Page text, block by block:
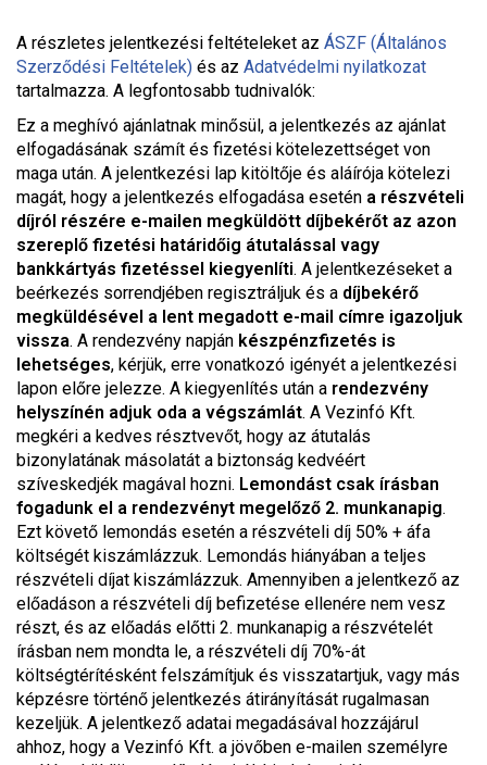
A részletes jelentkezési feltételeket az ÁSZF (Általános
Szerződési Feltételek) és az Adatvédelmi nyilatkozat
tartalmazza. A legfontosabb tudnivalók:
Ez a meghívó ajánlatnak minősül, a jelentkezés az ajánlat
elfogadásának számít és fizetési kötelezettséget von
maga után. A jelentkezési lap kitöltője és aláírója kötelezi
magát, hogy a jelentkezés elfogadása esetén a részvételi
díjról részére e-mailen megküldött díjbekérőt az azon
szereplő fizetési határidőig átutalással vagy
bankkártyás fizetéssel kiegyenlíti. A jelentkezéseket a
beérkezés sorrendjében regisztráljuk és a díjbekérő
megküldésével a lent megadott e-mail címre igazoljuk
vissza. A rendezvény napján készpénzfizetés is
lehetséges, kérjük, erre vonatkozó igényét a jelentkezési
lapon előre jelezze. A kiegyenlítés után a rendezvény
helyszínén adjuk oda a végszámlát. A Vezinfó Kft.
megkéri a kedves résztvevőt, hogy az átutalás
bizonylatának másolatát a biztonság kedvéért
szíveskedjék magával hozni. Lemondást csak írásban
fogadunk el a rendezvényt megelőző 2. munkanapig.
Ezt követő lemondás esetén a részvételi díj 50% + áfa
költségét kiszámlázzuk. Lemondás hiányában a teljes
részvételi díjat kiszámlázzuk. Amennyiben a jelentkező az
előadáson a részvételi díj befizetése ellenére nem vesz
részt, és az előadás előtti 2. munkanapig a részvételét
írásban nem mondta le, a részvételi díj 70%-át
költségtérítésként felszámítjuk és visszatartjuk, vagy más
képzésre történő jelentkezés átirányítását rugalmasan
kezeljük. A jelentkező adatai megadásával hozzájárul
ahhoz, hogy a Vezinfó Kft. a jövőben e-mailen személyre